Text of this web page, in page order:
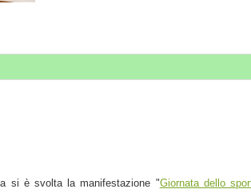
si è svolta la manifestazione "Giornata dello